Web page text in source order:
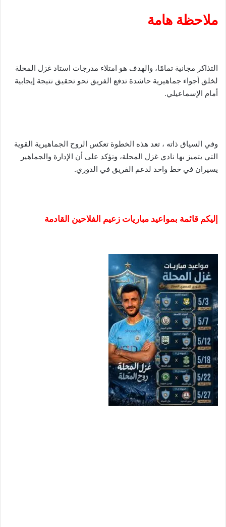
ملاحظة هامة
التذاكر مجانية تمامًا، والهدف هو امتلاء مدرجات استاد غزل المحلة
لخلق أجواء جماهيرية حاشدة تدفع الفريق نحو تحقيق نتيجة إيجابية
أمام الإسماعيلي.
وفي السياق ذاته ، تعد هذه الخطوة تعكس الروح الجماهيرية القوية
التي يتميز بها نادي غزل المحلة، وتؤكد على أن الإدارة والجماهير
يسيران في خط واحد لدعم الفريق في الدوري.
إليكم قائمة بمواعيد مباريات زعيم الفلاحين القادمة